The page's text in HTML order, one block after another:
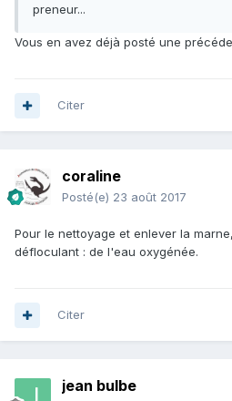
preneur...
Vous en avez déjà posté une
Citer
coraline
Posté(e) 23 août 2017
Pour le nettoyage et enlever la
défloculant : de l'eau oxygénée.
Citer
jean bulbe